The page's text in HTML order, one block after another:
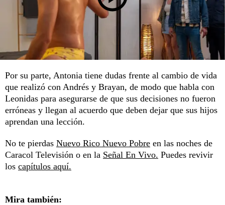
Por su parte, Antonia tiene dudas frente al cambio de vida
que realizó con Andrés y Brayan, de modo que habla con
Leonidas para asegurarse de que sus decisiones no fueron
erróneas y llegan al acuerdo que deben dejar que sus hijos
aprendan una lección.
No te pierdas Nuevo Rico Nuevo Pobre en las noches de
Caracol Televisión o en la Señal En Vivo. Puedes revivir
los capítulos aquí.
Mira también: